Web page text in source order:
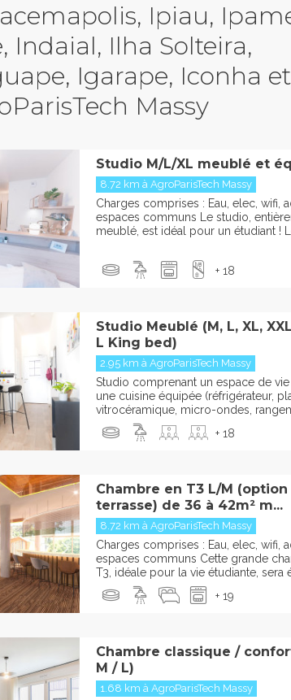
Ipiau,
Indaial, Ilha Solteira,
Igarape, Iconha et
Massy
Studio M/L/XL meublé et
8.72 km à AgroParisTech Massy
Charges comprises : Eau, elec, wifi,
espaces communs Le studio,
meublé, est idéal pour un étudiant !
+ 18
Studio Meublé (M, L, XL,
L King bed)
2.95 km à AgroParisTech Massy
Studio comprenant un espace de
une cuisine équipée (réfrigérateur,
vitrocéramique, micro-ondes,
+ 18
Chambre en T3 L/M (option
terrasse) de 36 à 42m² m...
8.72 km à AgroParisTech Massy
Charges comprises : Eau, elec, wifi,
espaces communs Cette grande
T3, idéale pour la vie étudiante, sera
+ 19
Chambre classique /
M / L)
1.68 km à AgroParisTech Massy